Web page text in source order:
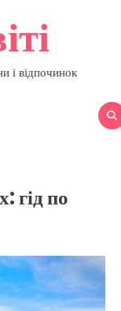
і відпочинок
гід по